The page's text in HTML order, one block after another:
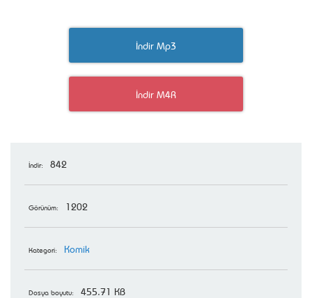
İndir Mp3
İndir M4R
İndir: 842
Görünüm: 1202
Kategori: Komik
Dosya boyutu: 455.71 KB